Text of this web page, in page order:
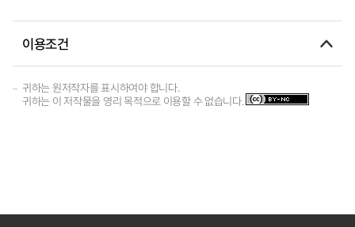
이용조건
귀하는 원저작자를 표시하여야 합니다.
귀하는 이 저작물을 영리 목적으로 이용할 수 없습니다.